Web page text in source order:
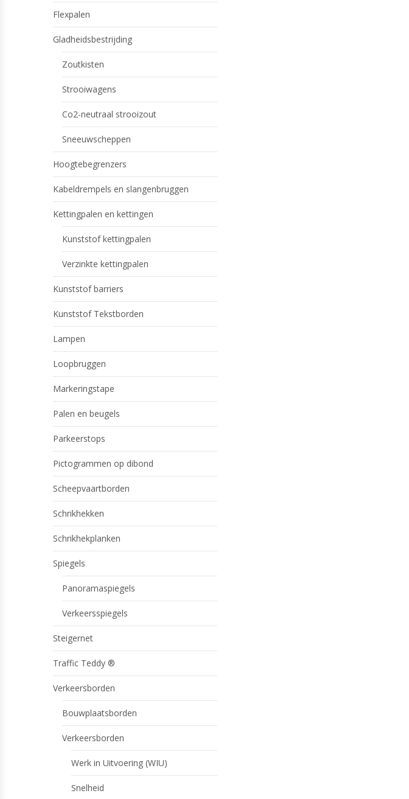
Flexpalen
Gladheidsbestrijding
Zoutkisten
Strooiwagens
Co2-neutraal strooizout
Sneeuwscheppen
Hoogtebegrenzers
Kabeldrempels en slangenbruggen
Kettingpalen en kettingen
Kunststof kettingpalen
Verzinkte kettingpalen
Kunststof barriers
Kunststof Tekstborden
Lampen
Loopbruggen
Markeringstape
Palen en beugels
Parkeerstops
Pictogrammen op dibond
Scheepvaartborden
Schrikhekken
Schrikhekplanken
Spiegels
Panoramaspiegels
Verkeersspiegels
Steigernet
Traffic Teddy ®
Verkeersborden
Bouwplaatsborden
Verkeersborden
Werk in Uitvoering (WIU)
Snelheid